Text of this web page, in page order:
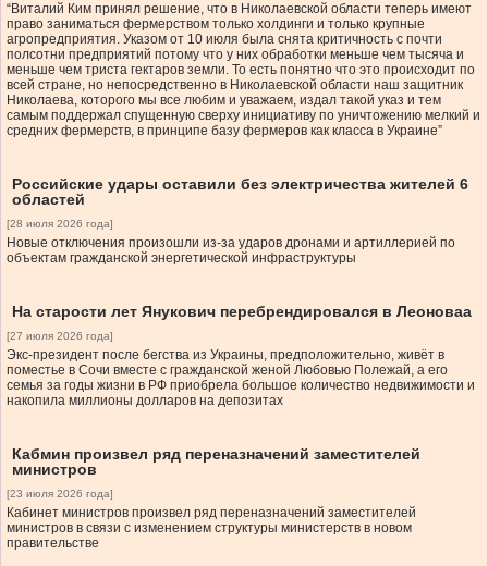
“Виталий Ким принял решение, что в Николаевской области теперь имеют
право заниматься фермерством только холдинги и только крупные
агропредприятия. Указом от 10 июля была снята критичность с почти
полсотни предприятий потому что у них обработки меньше чем тысяча и
меньше чем триста гектаров земли. То есть понятно что это происходит по
всей стране, но непосредственно в Николаевской области наш защитник
Николаева, которого мы все любим и уважаем, издал такой указ и тем
самым поддержал спущенную сверху инициативу по уничтожению мелкий и
средних фермерств, в принципе базу фермеров как класса в Украине”
Российские удары оставили без электричества жителей 6
областей
[28 июля 2026 года]
Новые отключения произошли из-за ударов дронами и артиллерией по
объектам гражданской энергетической инфраструктуры
На старости лет Янукович перебрендировался в Леоноваа
[27 июля 2026 года]
Экс-президент после бегства из Украины, предположительно, живёт в
поместье в Сочи вместе с гражданской женой Любовью Полежай, а его
семья за годы жизни в РФ приобрела большое количество недвижимости и
накопила миллионы долларов на депозитах
Кабмин произвел ряд переназначений заместителей
министров
[23 июля 2026 года]
Кабинет министров произвел ряд переназначений заместителей
министров в связи с изменением структуры министерств в новом
правительстве